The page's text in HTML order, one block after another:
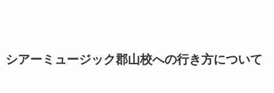
シアーミュージック郡山校への行き方について